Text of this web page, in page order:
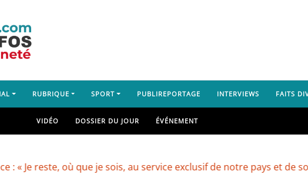
RUBRIQUE SPORT PUBLIREPORTAGE INTERVIEWS FAITS
VIDÉO DOSSIER DU JOUR ÉVÉNEMENT
où que je sois, au service exclusif de notre pays et de son peuple